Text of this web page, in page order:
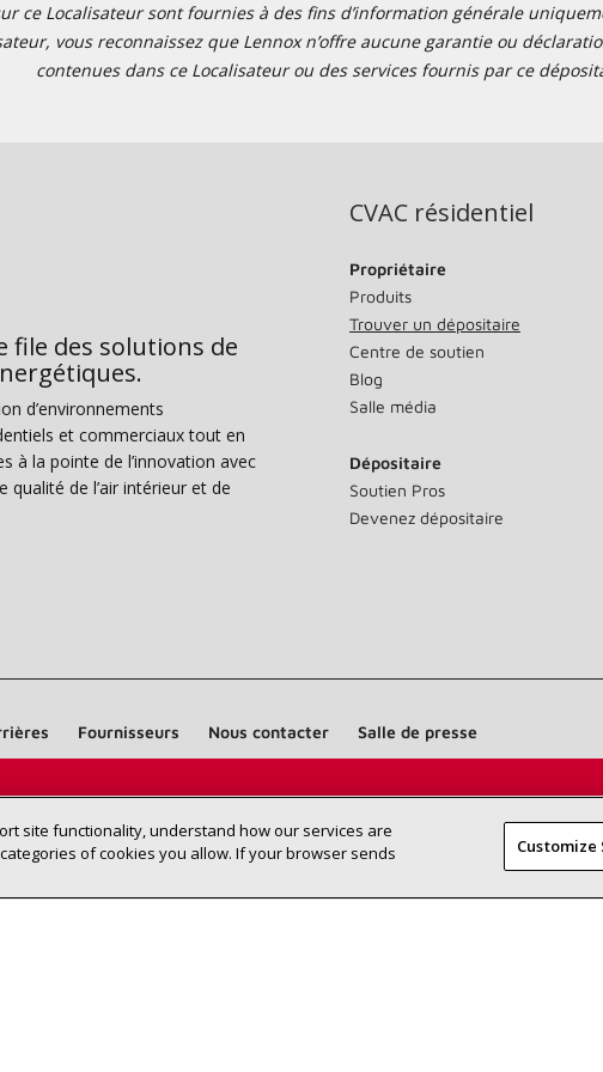
ce Localisateur sont fournies à des fins d’information générale
vous reconnaissez que Lennox n’offre aucune garantie ou
contenues dans ce Localisateur ou des services fournis par ce
Trouvez un dépositaire Lennox près
de chez vous
file des solutions de
d’environnements
et commerciaux tout en
à la pointe de l’innovation avec
de l’air intérieur et de
CVAC résidentiel
Propriétaire
Produits
Trouver un dépositaire
Centre de soutien
Blog
Salle média
Dépositaire
Soutien Pros
Devenez dépositaire
Fournisseurs Nous contacter Salle de presse
Déclaration
site functionality, understand how our services are
of cookies you allow. If your browser sends